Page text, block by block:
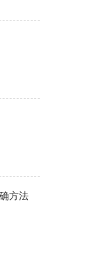
方法